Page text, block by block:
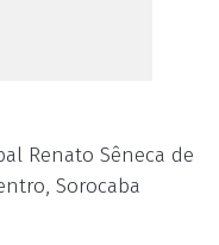
Renato Sêneca de
Sorocaba